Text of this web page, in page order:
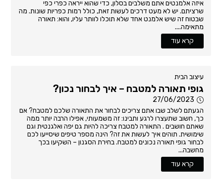
איזה אלמנטים אתם משלבים בסלון, כדי שהוא ייראה כפרי כפי
שרציתם. יש לא מעט דרכים לעשות זאת, כולל רמות כפריות שונות. מה
שבטוח זה שיש אלמנט אחד שלא תוכלו לוותר עליו, והוא: תאורה
מתאימה....
קרא עוד
עיצוב הבית
גופי תאורה למטבח – איך לבחור נכון?
27/06/2023
הגעתם לשלב שבו אתם צריכים לבחור את התאורה שלכם למטבח? אם
כך, חשוב שתעצרו לרגע ותבינו: זה משמעותי, אפילו הרבה יותר ממה
שאתם חושבים . התאורה למטבח צריכה להיות גם יפה ואלגנטית וגם
שימושית. תוהים איך לעשות את זה? הינה מספר טיפים שיסייעו לכם
לבחור גופי תאורה נכונים למטבח. בחירת הסגנון – השקיעו בכך
מחשבה...
קרא עוד